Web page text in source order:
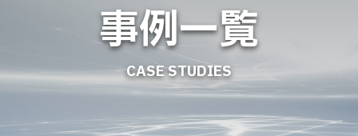
事例一覧
CASE STUDIES